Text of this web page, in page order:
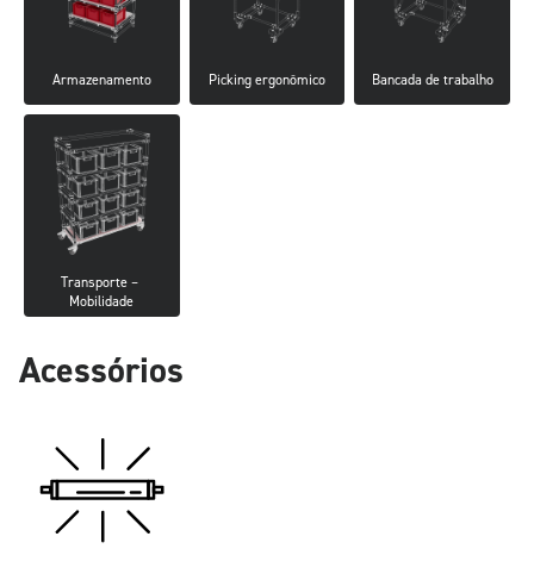
Armazenamento Picking ergonômico Bancada de trabalho
Transporte –
Mobilidade
Acessórios